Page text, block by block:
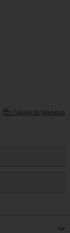
Tabela de Medidas